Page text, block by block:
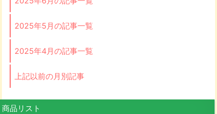
2025年5月の記事一覧
2025年4月の記事一覧
上記以前の月別記事
商品リスト